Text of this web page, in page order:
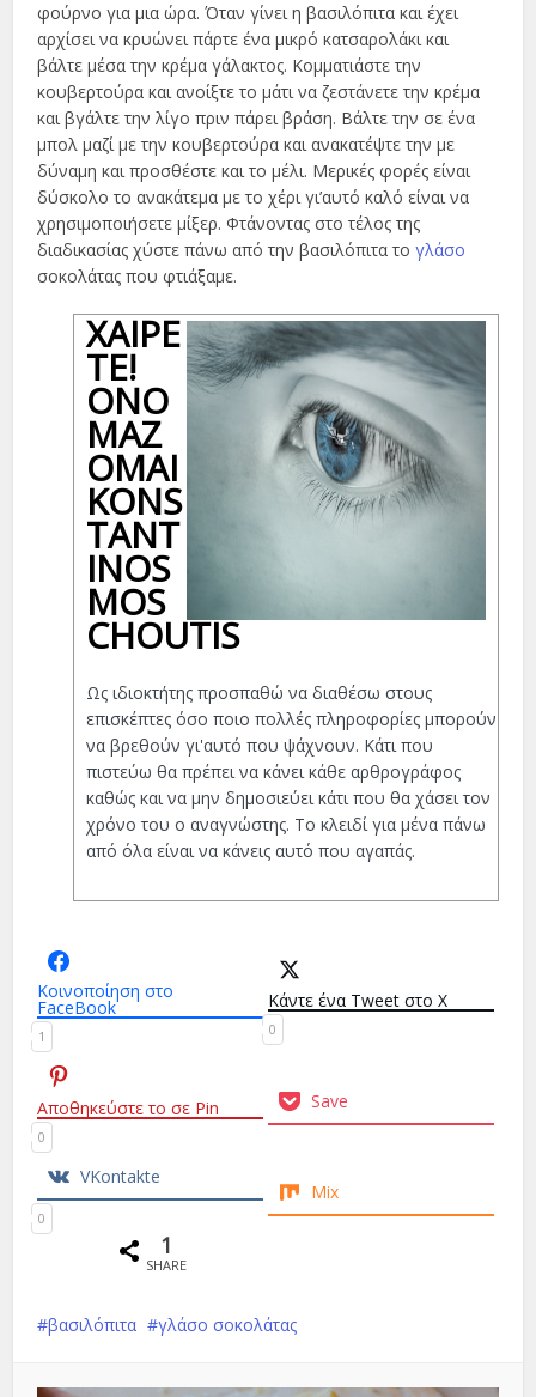
φούρνο για μια ώρα. Όταν γίνει η βασιλόπιτα και έχει
αρχίσει να κρυώνει πάρτε ένα μικρό κατσαρολάκι και
βάλτε μέσα την κρέμα γάλακτος. Κομματιάστε την
κουβερτούρα και ανοίξτε το μάτι να ζεστάνετε την κρέμα
και βγάλτε την λίγο πριν πάρει βράση. Βάλτε την σε ένα
μπολ μαζί με την κουβερτούρα και ανακατέψτε την με
δύναμη και προσθέστε και το μέλι. Μερικές φορές είναι
δύσκολο το ανακάτεμα με το χέρι γι’αυτό καλό είναι να
χρησιμοποιήσετε μίξερ. Φτάνοντας στο τέλος της
διαδικασίας χύστε πάνω από την βασιλόπιτα τογλάσο
σοκολάτας που φτιάξαμε.
ΧΑΊΡΕ
ΤΕ!
ΟΝΟ
ΜΆΖ
ΟΜΑΙ
KONS
TANT
INOS
MOS
CHOUTIS
Ως ιδιοκτήτης προσπαθώ να διαθέσω στους
επισκέπτες όσο ποιο πολλές πληροφορίες μπορούν
να βρεθούν γι'αυτό που ψάχνουν. Κάτι που
πιστεύω θα πρέπει να κάνει κάθε αρθρογράφος
καθώς και να μην δημοσιεύει κάτι που θα χάσει τον
χρόνο του ο αναγνώστης. Το κλειδί για μένα πάνω
από όλα είναι να κάνεις αυτό που αγαπάς.
Κοινοποίηση στο
FaceBook
1
Κάντε ένα Tweet στο X
0
Αποθηκεύστε το σε Pin
0
Save
VKontakte
0
Mix
1
SHARE
βασιλόπιτα γλάσο σοκολάτας